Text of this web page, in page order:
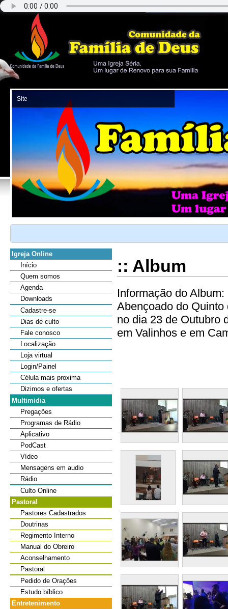
Igreja Online
Início
Quem somos
Agenda
Downloads
Cadastre-se
Dias de culto
Fale conosco
Localização
Loja virtual
Login/Painel
Célula mais proxima
Dizimos e ofertas
Multimidia
Pregações
Programas de Rádio
Aplicativo
PodCast
Vídeo
Mensagens em audio
Rádio
Culto Online
Pastoral
Pastores Cadastrados
Doutrinas
Regimento Interno
Manual do Obreiro
Aconselhamento
Pastoral
Pedido de Orações
Estudo bíblico
Entretenimento
:: Album
Informação do Album:
Abençoado do
no dia 23 de Outubro
em Valinhos e em